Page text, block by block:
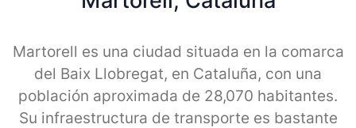
Martorell es una ciudad situada en la comarca
del Baix Llobregat, en Cataluña, con una
población aproximada de 28,070 habitantes.
Su infraestructura de transporte es bastante